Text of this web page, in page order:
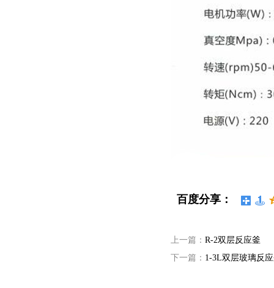
百度分享：
上一篇： R-2双层反应釜
下一篇： 1-3L双层玻璃反